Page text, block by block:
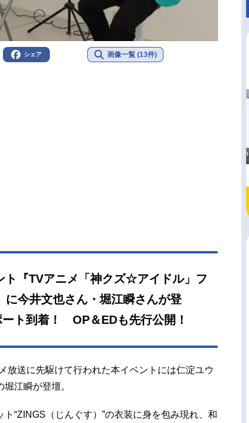
シェア 画像一覧 (13件)
ト『TVアニメ「神クズ☆アイドル」フ
今井文也さん・堀江瞬さんが登
ト到着！ OP＆EDも先行公開！
放送に先駆けて行われた本イベントには仁淀ユウ
江瞬が登壇。
“ZINGS（じんぐす）”の衣装に身を包み現れ、和
radio 大直会 2nd season